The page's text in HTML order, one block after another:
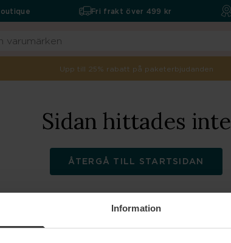
Information
Fri frakt över 499 kr
Upp till 25% rabatt på paketerbjudanden
Sidan hittades inte
ÅTERGÅ TILL STARTSIDAN